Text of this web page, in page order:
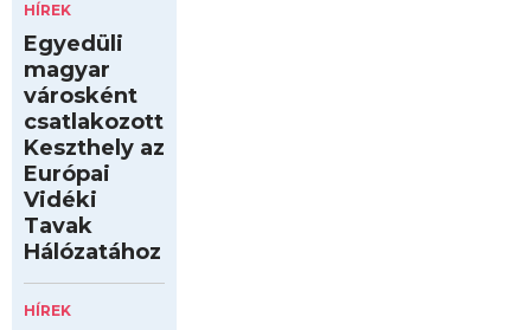
HÍREK
Egyedüli
magyar
városként
csatlakozott
Keszthely az
Európai
Vidéki
Tavak
Hálózatához
HÍREK